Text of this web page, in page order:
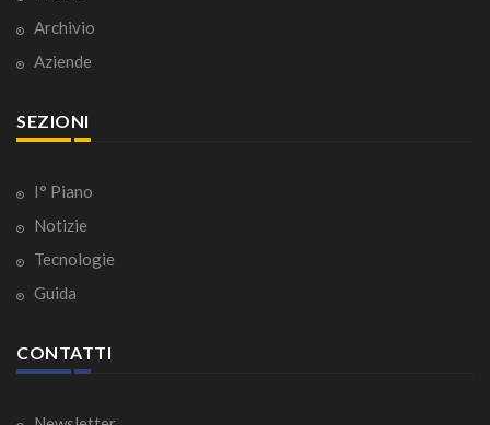
Archivio
Aziende
SEZIONI
I° Piano
Notizie
Tecnologie
Guida
CONTATTI